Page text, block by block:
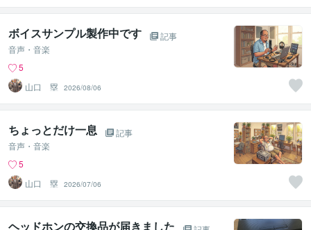
ボイスサンプル製作中です
記事
音声・音楽
5
山口 塁
2026/08/06
ちょっとだけ一息
記事
音声・音楽
5
山口 塁
2026/07/06
ヘッドホンの交換品が届きました